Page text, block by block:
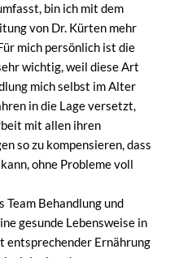
bin ich mit dem
von Dr. Kürten mehr
mich persönlich ist die
wichtig, weil diese Art
mich selbst im Alter
in die Lage versetzt,
mit allen ihren
so zu kompensieren, dass
ohne Probleme voll
Team Behandlung und
gesunde Lebensweise in
entsprechender Ernährung